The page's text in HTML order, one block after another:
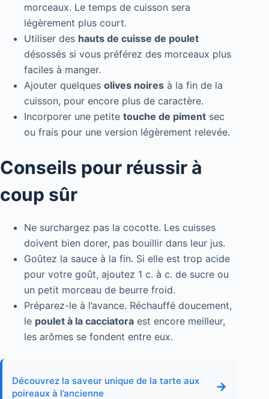
morceaux. Le temps de cuisson sera
légèrement plus court.
Utiliser des hauts de cuisse de poulet
désossés si vous préférez des morceaux plus
faciles à manger.
Ajouter quelques olives noires à la fin de la
cuisson, pour encore plus de caractère.
Incorporer une petite touche de piment sec
ou frais pour une version légèrement relevée.
Conseils pour réussir à
coup sûr
Ne surchargez pas la cocotte. Les cuisses
doivent bien dorer, pas bouillir dans leur jus.
Goûtez la sauce à la fin. Si elle est trop acide
pour votre goût, ajoutez 1 c. à c. de sucre ou
un petit morceau de beurre froid.
Préparez-le à l’avance. Réchauffé doucement,
le poulet à la cacciatora est encore meilleur,
les arômes se fondent entre eux.
Découvrez la saveur unique de la tarte aux
poireaux à l’ancienne
→